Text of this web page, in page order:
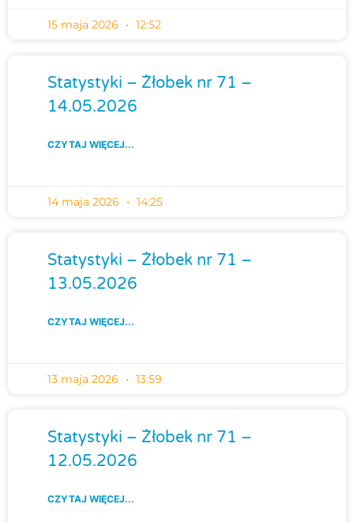
15 maja 2026 12:52
Statystyki – Żłobek nr 71 –
14.05.2026
CZYTAJ WIĘCEJ...
14 maja 2026 14:25
Statystyki – Żłobek nr 71 –
13.05.2026
CZYTAJ WIĘCEJ...
13 maja 2026 13:59
Statystyki – Żłobek nr 71 –
12.05.2026
CZYTAJ WIĘCEJ...